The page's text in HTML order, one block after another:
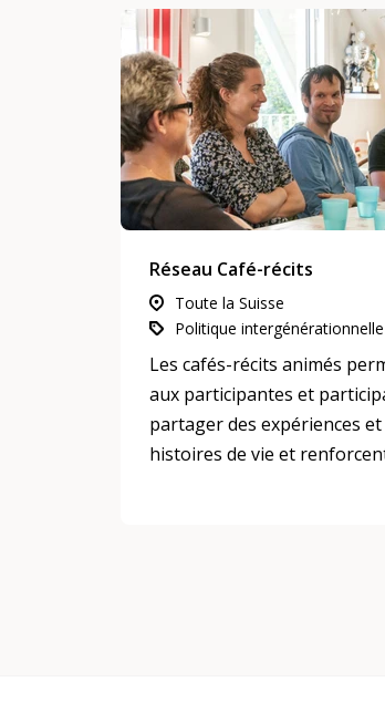
Réseau Café-récits
Toute la Suisse
Les cafés-récits animés
aux participantes et
partager des expériences et
histoires de vie et